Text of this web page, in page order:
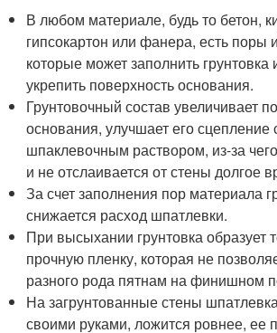
В любом материале, будь то бетон,
гипсокартон или фанера, есть поры
которые может заполнить грунтовка
укрепить поверхность основания.
Грунтовочный состав увеличивает
основания, улучшает его сцепление
шпаклевочным раствором, из-за
и не отслаивается от стены долгое
За счет заполнения пор материала
снижается расход шпатлевки.
При высыхании грунтовка образует
прочную пленку, которая не
разного рода пятнам на финишном
На загрунтованные стены
своими руками, ложится ровнее, ее